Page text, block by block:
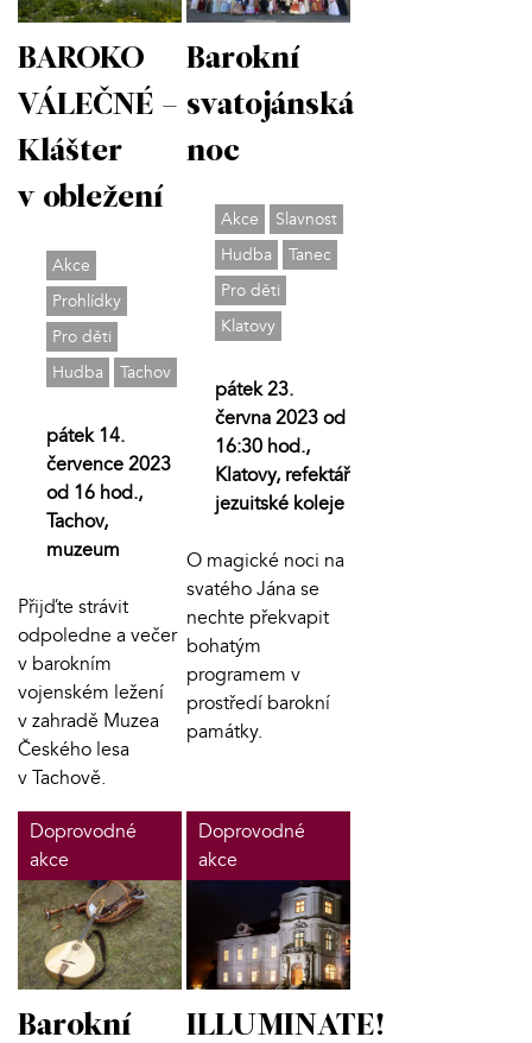
BAROKO
VÁLEČNÉ –
Klášter
v obležení
Akce
Prohlídky
Pro děti
Hudba
Tachov
pátek 14.
července 2023
od 16 hod.,
Tachov,
muzeum
Přijďte strávit
odpoledne a večer
v barokním
vojenském ležení
v zahradě Muzea
Českého lesa
v Tachově.
Barokní
svatojánská
noc
Akce
Slavnost
Hudba
Tanec
Pro děti
Klatovy
pátek 23.
června 2023 od
16:30 hod.,
Klatovy, refektář
jezuitské koleje
O magické noci na
svatého Jána se
nechte překvapit
bohatým
programem v
prostředí barokní
památky.
Doprovodné
akce
Barokní
Doprovodné
akce
ILLUMINATE!